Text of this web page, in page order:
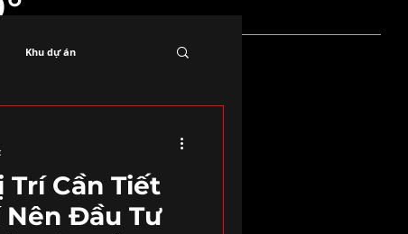
Khu dự án
Trí Cần Tiết
Nên Đầu Tư